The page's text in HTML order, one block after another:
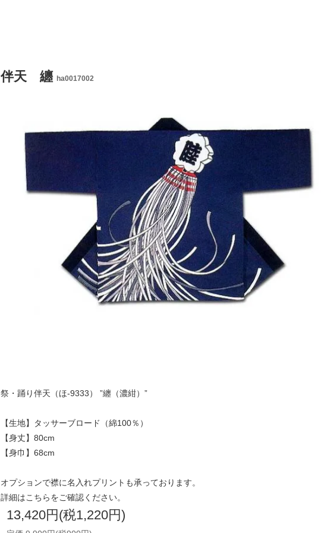
伴天 纏 ha0017002
祭・踊り伴天（ほ-9333） ”纏（濃紺）”
【生地】タッサーブロード（綿100％）
【身丈】80cm
【身巾】68cm
オプションで襟に名入れプリントも承っております。
詳細はこちらをご確認ください。
13,420円(税1,220円)